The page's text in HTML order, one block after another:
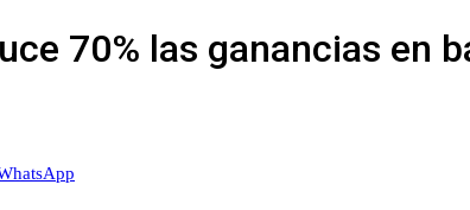
70% las ganancias en